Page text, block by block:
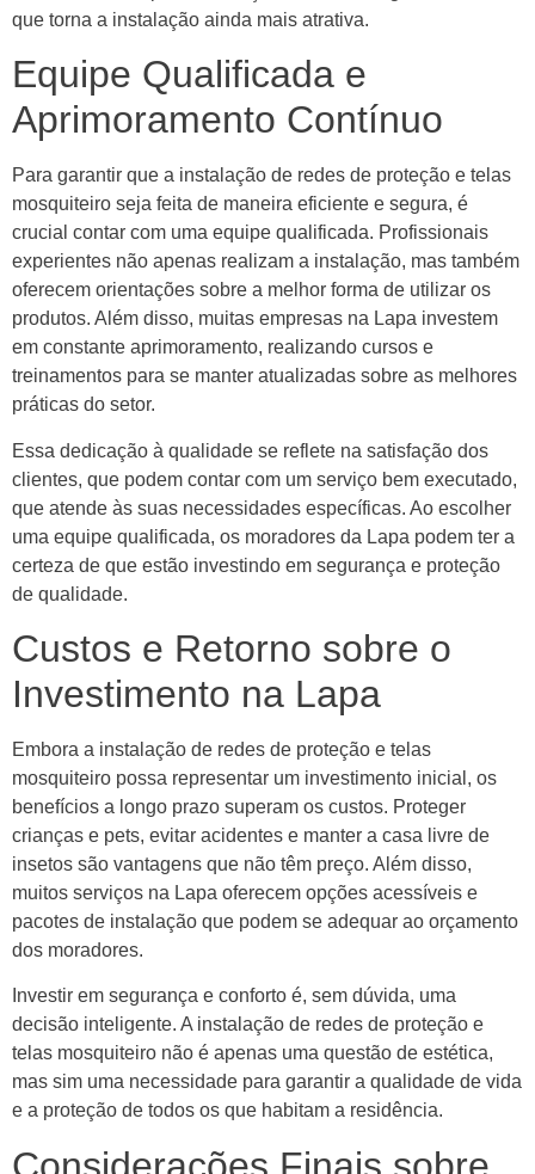
que torna a instalação ainda mais atrativa.
Equipe Qualificada e
Aprimoramento Contínuo
Para garantir que a instalação de redes de proteção e telas
mosquiteiro seja feita de maneira eficiente e segura, é
crucial contar com uma equipe qualificada. Profissionais
experientes não apenas realizam a instalação, mas também
oferecem orientações sobre a melhor forma de utilizar os
produtos. Além disso, muitas empresas na Lapa investem
em constante aprimoramento, realizando cursos e
treinamentos para se manter atualizadas sobre as melhores
práticas do setor.
Essa dedicação à qualidade se reflete na satisfação dos
clientes, que podem contar com um serviço bem executado,
que atende às suas necessidades específicas. Ao escolher
uma equipe qualificada, os moradores da Lapa podem ter a
certeza de que estão investindo em segurança e proteção
de qualidade.
Custos e Retorno sobre o
Investimento na Lapa
Embora a instalação de redes de proteção e telas
mosquiteiro possa representar um investimento inicial, os
benefícios a longo prazo superam os custos. Proteger
crianças e pets, evitar acidentes e manter a casa livre de
insetos são vantagens que não têm preço. Além disso,
muitos serviços na Lapa oferecem opções acessíveis e
pacotes de instalação que podem se adequar ao orçamento
dos moradores.
Investir em segurança e conforto é, sem dúvida, uma
decisão inteligente. A instalação de redes de proteção e
telas mosquiteiro não é apenas uma questão de estética,
mas sim uma necessidade para garantir a qualidade de vida
e a proteção de todos os que habitam a residência.